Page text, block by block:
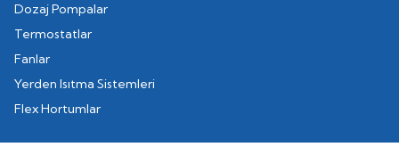
Dozaj Pompalar
Termostatlar
Fanlar
Yerden Isıtma Sistemleri
Flex Hortumlar